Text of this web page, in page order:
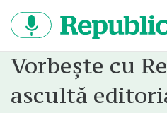
continut
Vorbește cu
ascultă